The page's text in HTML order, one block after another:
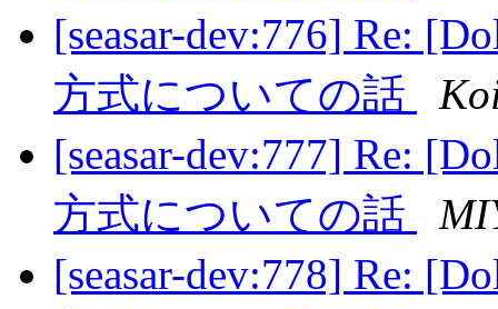
[seasar-dev:776] Re:
方式についての話
[seasar-dev:777] Re:
方式についての話
[seasar-dev:778] Re: